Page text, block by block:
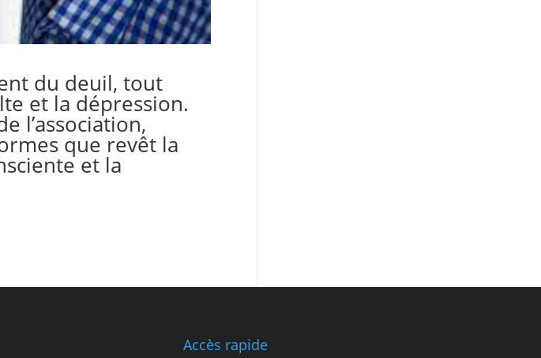
du deuil, tout
et la dépression.
l’association,
que revêt la
et la
Accès rapide